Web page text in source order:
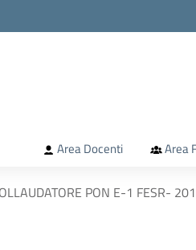
Area Docenti Area
PON E-1 FESR-